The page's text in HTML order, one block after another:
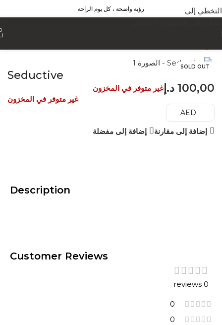
التخطي إلى
رؤية واضحة ، كل يوم الراحة
SOLD OUT
Seductive
100,00 د.إ غير متوفر في المخزون
غير متوفر في المخزون
AED
إضافة إلى مقارنة إضافة إلى مفضلة
Description
Customer Reviews
0 reviews
0
0